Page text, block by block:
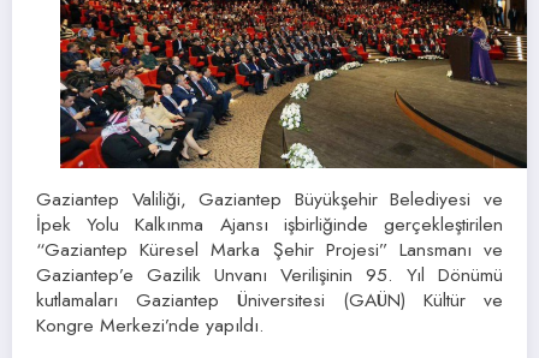
Gaziantep Valiliği, Gaziantep Büyükşehir Belediyesi ve
İpek Yolu Kalkınma Ajansı işbirliğinde gerçekleştirilen
“Gaziantep Küresel Marka Şehir Projesi” Lansmanı ve
Gaziantep’e Gazilik Unvanı Verilişinin 95. Yıl Dönümü
kutlamaları Gaziantep Üniversitesi (GAÜN) Kültür ve
Kongre Merkezi’nde yapıldı.